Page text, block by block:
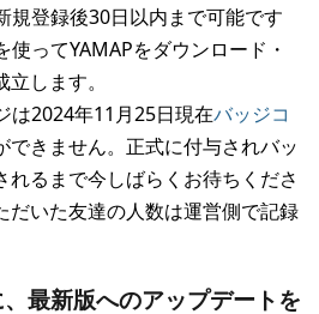
登録後30日以内まで可能です
ってYAMAPをダウンロード・
します。
は2024年11月25日現在バッジコ
できません。正式に付与されバッ
れるまで今しばらくお待ちくださ
だいた友達の人数は運営側で記録
最新版へのアップデートを